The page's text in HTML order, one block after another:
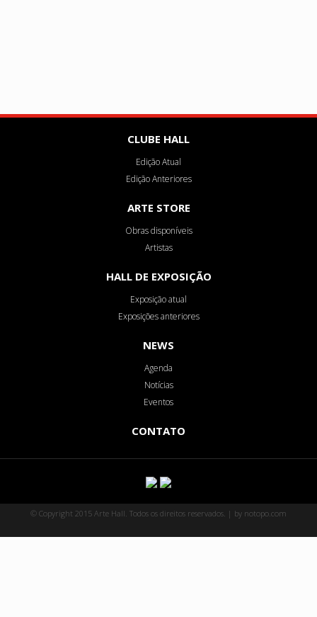
CLUBE HALL
Edição Atual
Edição Anteriores
ARTE STORE
Obras disponíveis
Artistas
HALL DE EXPOSIÇÃO
Exposição atual
Exposições anteriores
NEWS
Agenda
Notícias
Eventos
CONTATO
© Copyright 2015 Arte Hall. Todos os direitos reservados. | by notopo.com